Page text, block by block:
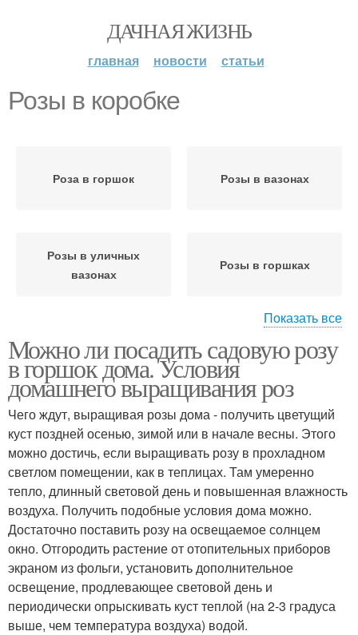
ДАЧНАЯ ЖИЗНЬ
главная новости статьи
Розы в коробке
Роза в горшок Розы в вазонах
Розы в уличных
вазонах
Розы в горшках
Миниатюрные розы Розы в открытый грунт
Показать все
Можно ли посадить садовую розу
в горшок дома. Условия
домашнего выращивания роз
Чего ждут, выращивая розы дома - получить цветущий
куст поздней осенью, зимой или в начале весны. Этого
можно достичь, если выращивать розу в прохладном
светлом помещении, как в теплицах. Там умеренно
тепло, длинный световой день и повышенная влажность
воздуха. Получить подобные условия дома можно.
Достаточно поставить розу на освещаемое солнцем
окно. Отгородить растение от отопительных приборов
экраном из фольги, установить дополнительное
освещение, продлевающее световой день и
периодически опрыскивать куст теплой (на 2-3 градуса
выше, чем температура воздуха) водой.